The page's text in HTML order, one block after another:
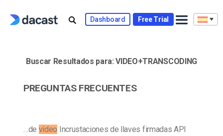
Dashboard Free Trial
Buscar Resultados para:VIDEO+TRANSCODING
PREGUNTAS FRECUENTES
…de vídeo Incrustaciones de llaves firmadas API